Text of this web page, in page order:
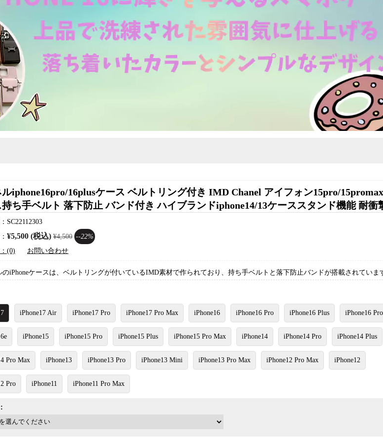
ルiphone16pro/16plusケース ベルトリング付き IMD Chanel アイフォン15pro/
ち手ベルト 落下防止 バンド付き ハイブランドiphone14/13ケーススタンド機能 耐衝
SC22112303
¥5,500 (税込) ¥4,500 --22%
(0)
お問い合わせ
のiPhoneケースは、ベルトリングが付いているIMD素材で作られており、持ち手ベルトと落下防止バンドが搭載されていま
iPhone17 Air iPhone17 Pro iPhone17 Pro Max iPhone16 iPhone16 Pro iPhone16 Plus iPhone16
iPhone15 iPhone15 Pro iPhone15 Plus iPhone15 Pro Max iPhone14 iPhone14 Pro iPhone14 Plus
Pro Max iPhone13 iPhone13 Pro iPhone13 Mini iPhone13 Pro Max iPhone12 Pro Max iPhone12
Pro iPhone11 iPhone11 Pro Max